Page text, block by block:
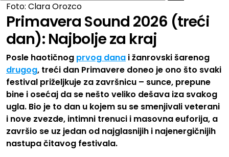
Foto: Clara Orozco
Primavera Sound 2026 (treći
dan): Najbolje za kraj
Posle haotičnog prvog dana i žanrovski šarenog
drugog, treći dan Primavere doneo je ono što svaki
festival priželjkuje za završnicu – sunce, prepune
bine i osećaj da se nešto veliko dešava iza svakog
ugla. Bio je to dan u kojem su se smenjivali veterani
i nove zvezde, intimni trenuci i masovna euforija, a
završio se uz jedan od najglasnijih i najenergičnijih
nastupa čitavog festivala.